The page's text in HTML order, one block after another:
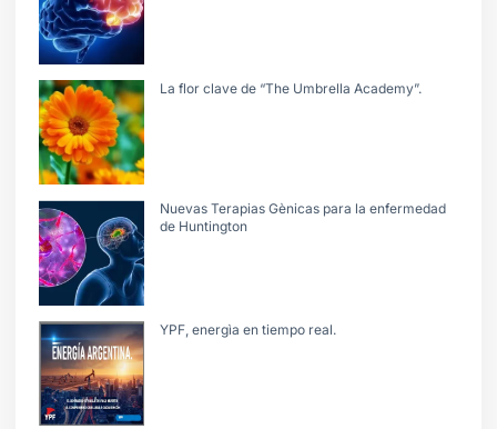
La flor clave de “The Umbrella Academy”.
Nuevas Terapias Gènicas para la enfermedad
de Huntington
YPF, energìa en tiempo real.